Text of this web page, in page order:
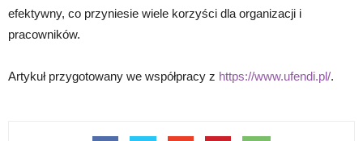
efektywny, co przyniesie wiele korzyści dla organizacji i
pracowników.
Artykuł przygotowany we współpracy z https://www.ufendi.pl/.